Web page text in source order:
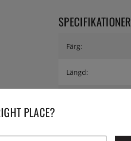
SPECIFIKATIONER
Färg:
Längd:
PLACE?